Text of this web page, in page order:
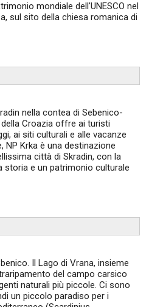
mondiale dell'UNESCO nel
sul sito della chiesa romanica di
nella contea di Sebenico-
Croazia offre ai turisti
ai siti culturali e alle vacanze
NP Krka è una destinazione
città di Skradin, con la
storia e un patrimonio culturale
Il Lago di Vrana, insieme
del campo carsico
naturali più piccole. Ci sono
un piccolo paradiso per i